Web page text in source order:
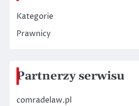
Kategorie
Prawnicy
Partnerzy serwisu
comradelaw.pl